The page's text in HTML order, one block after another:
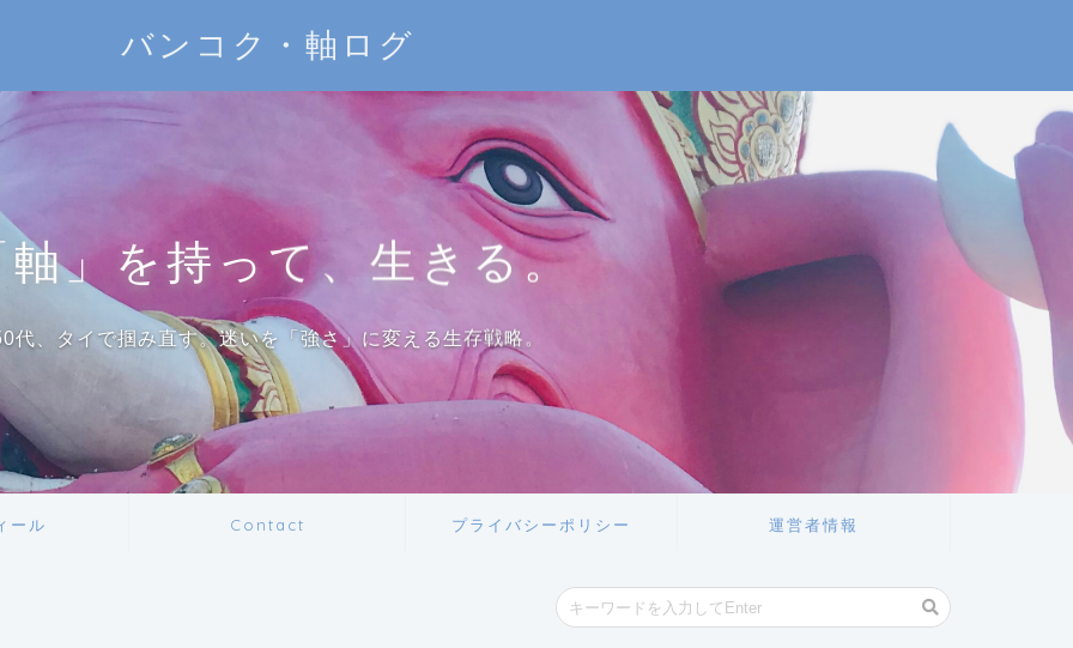
バンコク・軸ログ
軸」を持って、生きる。
代、タイで掴み直す。迷いを「強さ」に変える生存戦略。
ール Contact プライバシーポリシー 運営者情報